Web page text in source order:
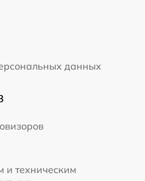
данных
и техническим